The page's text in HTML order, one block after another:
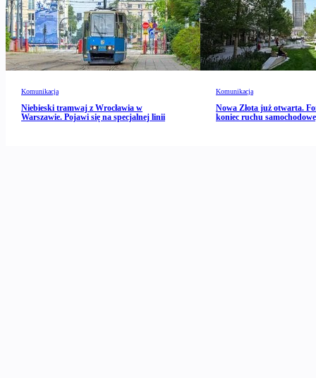
Komunikacja
Niebieski tramwaj z Wrocławia w
Warszawie. Pojawi się na specjalnej linii
Komunikacja
Nowa Złota już otwarta.
koniec ruchu